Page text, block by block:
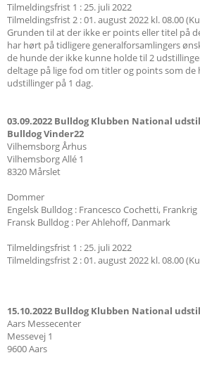
Tilmeldingsfrist 1 : 25. juli 2022
Tilmeldingsfrist 2 : 01. august 2022 kl. 08.00
Grunden til at der ikke er points eller titel på
har hørt på tidligere generalforsamlingers
de hunde der ikke kunne holde til 2
deltage på lige fod om titler og points som
udstillinger på 1 dag.
03.09.2022 Bulldog Klubben National
Bulldog Vinder22
Vilhemsborg Århus
Vilhemsborg Allé 1
8320 Mårslet
Dommer
Engelsk Bulldog : Francesco Cochetti, Frankrig
Fransk Bulldog : Per Ahlehoff, Danmark
Tilmeldingsfrist 1 : 25. juli 2022
Tilmeldingsfrist 2 : 01. august 2022 kl. 08.00
15.10.2022 Bulldog Klubben National
Aars Messecenter
Messevej 1
9600 Aars